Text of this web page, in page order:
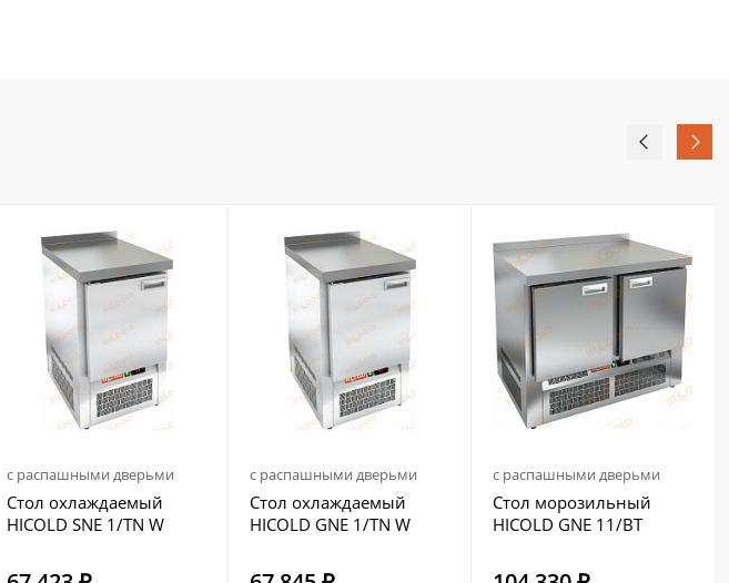
с распашными дверьми
Стол охлаждаемый
HICOLD SNE 1/TN W
с распашными дверьми
Стол охлаждаемый
HICOLD GNE 1/TN W
с распашными дверьми
Стол морозильный
HICOLD GNE 11/BT